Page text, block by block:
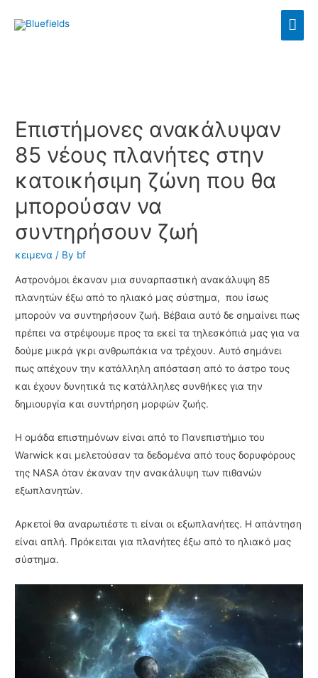
Επιστήμονες ανακάλυψαν
85 νέους πλανήτες στην
κατοικήσιμη ζώνη που θα
μπορούσαν να
συντηρήσουν ζωή
κειμενα / By bf
Αστρονόμοι έκαναν μια συναρπαστική ανακάλυψη 85
πλανητών έξω από το ηλιακό μας σύστημα, που ίσως
μπορούν να συντηρήσουν ζωή. Βέβαια αυτό δε σημαίνει πως
πρέπει να στρέψουμε προς τα εκεί τα τηλεσκόπιά μας για να
δούμε μικρά γκρι ανθρωπάκια να τρέχουν. Αυτό σημάνει
πως απέχουν την κατάλληλη απόσταση από το άστρο τους
και έχουν δυνητικά τις κατάλληλες συνθήκες για την
δημιουργία και συντήρηση μορφών ζωής.
Η ομάδα επιστημόνων είναι από το Πανεπιστήμιο του
Warwick και μελετούσαν τα δεδομένα από τους δορυφόρους
της NASA όταν έκαναν την ανακάλυψη των πιθανών
εξωπλανητών.
Αρκετοί θα αναρωτιέστε τι είναι οι εξωπλανήτες. Η απάντηση
είναι απλή. Πρόκειται για πλανήτες έξω από το ηλιακό μας
σύστημα.